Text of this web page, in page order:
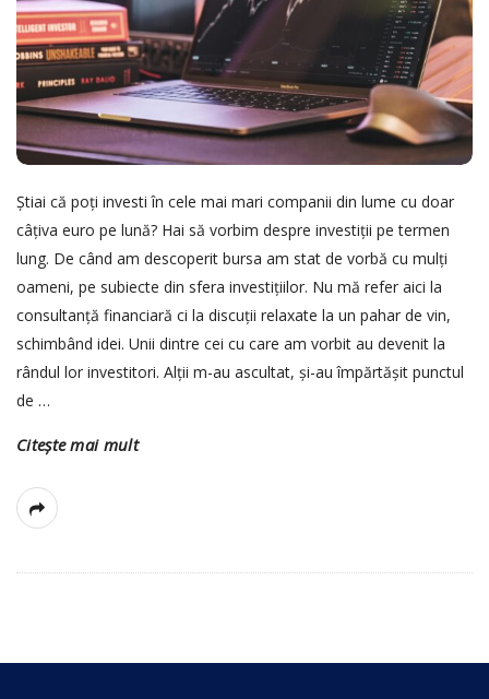
a
t
e
Știai că poți investi în cele mai mari companii din lume cu doar
câțiva euro pe lună? Hai să vorbim despre investiții pe termen
lung. De când am descoperit bursa am stat de vorbă cu mulți
oameni, pe subiecte din sfera investițiilor. Nu mă refer aici la
consultanță financiară ci la discuții relaxate la un pahar de vin,
schimbând idei. Unii dintre cei cu care am vorbit au devenit la
rândul lor investitori. Alții m-au ascultat, și-au împărtășit punctul
de …
Citește mai mult